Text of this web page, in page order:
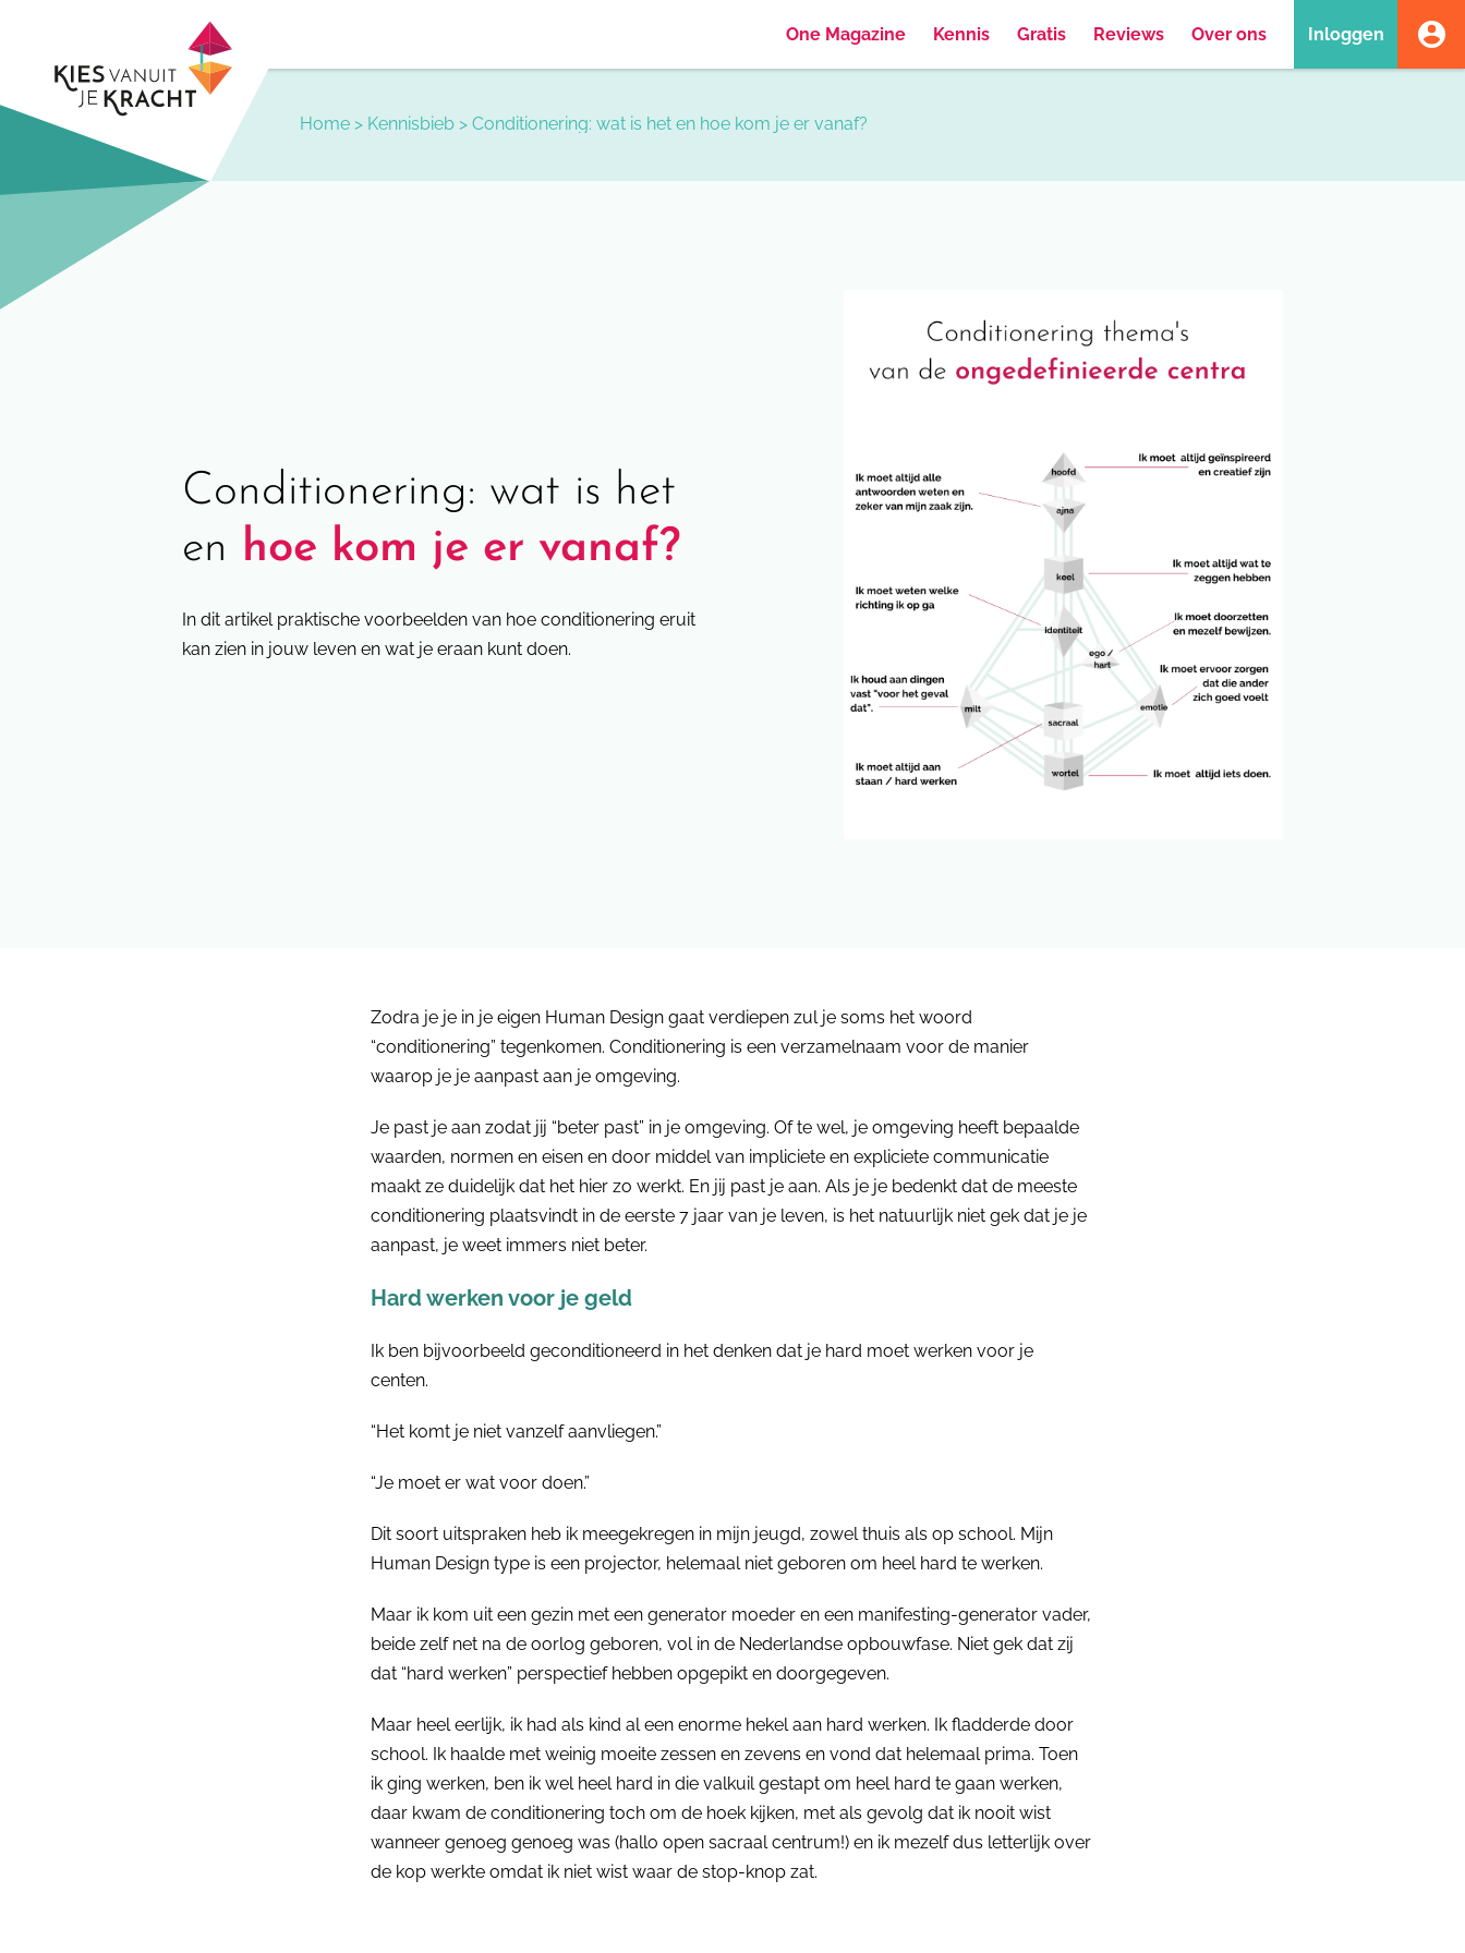
content
One Magazine Kennis Gratis Reviews Over ons Inloggen
Home > Kennisbieb > Conditionering: wat is het en hoe kom je er vanaf?
Conditionering: wat is het
en hoe kom je er vanaf?
In dit artikel praktische voorbeelden van hoe conditionering eruit
kan zien in jouw leven en wat je eraan kunt doen.
Zodra je je in je eigen Human Design gaat verdiepen zul je soms het woord
“conditionering” tegenkomen. Conditionering is een verzamelnaam voor de manier
waarop je je aanpast aan je omgeving.
Je past je aan zodat jij “beter past” in je omgeving. Of te wel, je omgeving heeft bepaalde
waarden, normen en eisen en door middel van impliciete en expliciete communicatie
maakt ze duidelijk dat het hier zo werkt. En jij past je aan. Als je je bedenkt dat de meeste
conditionering plaatsvindt in de eerste 7 jaar van je leven, is het natuurlijk niet gek dat je je
aanpast, je weet immers niet beter.
Hard werken voor je geld
Ik ben bijvoorbeeld geconditioneerd in het denken dat je hard moet werken voor je
centen.
“Het komt je niet vanzelf aanvliegen.”
“Je moet er wat voor doen.”
Dit soort uitspraken heb ik meegekregen in mijn jeugd, zowel thuis als op school. Mijn
Human Design type is een projector, helemaal niet geboren om heel hard te werken.
Maar ik kom uit een gezin met een generator moeder en een manifesting-generator vader,
beide zelf net na de oorlog geboren, vol in de Nederlandse opbouwfase. Niet gek dat zij
dat “hard werken” perspectief hebben opgepikt en doorgegeven.
Maar heel eerlijk, ik had als kind al een enorme hekel aan hard werken. Ik fladderde door
school. Ik haalde met weinig moeite zessen en zevens en vond dat helemaal prima. Toen
ik ging werken, ben ik wel heel hard in die valkuil gestapt om heel hard te gaan werken,
daar kwam de conditionering toch om de hoek kijken, met als gevolg dat ik nooit wist
wanneer genoeg genoeg was (hallo open sacraal centrum!) en ik mezelf dus letterlijk over
de kop werkte omdat ik niet wist waar de stop-knop zat.